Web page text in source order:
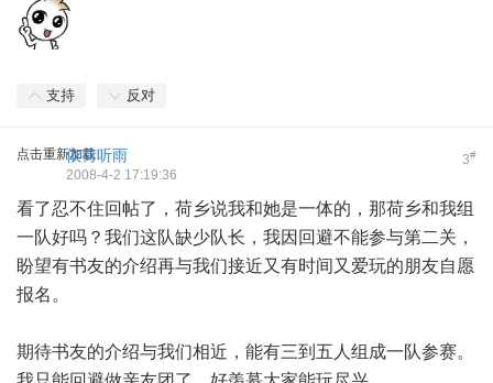
支持 反对
点击重新加载 3#
依荷听雨
2008-4-2 17:19:36
看了忍不住回帖了，荷乡说我和她是一体的，那荷乡和我组
一队好吗？我们这队缺少队长，我因回避不能参与第二关，
盼望有书友的介绍再与我们接近又有时间又爱玩的朋友自愿
报名。
期待书友的介绍与我们相近，能有三到五人组成一队参赛。